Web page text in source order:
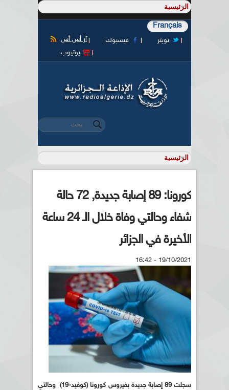
Français
آر أس أس فيسبوك
تويتر
يوتيوب
استمارة البحث
‏بحث ‏
كورونا: 89 إصابة جديدة, 72 حالة
شفاء وحالتي وفاة خلال الـ 24 ساعة
الأخيرة في الجزائر
19/10/2021 - 16:42
سجلت 89 إصابة جديدة بفيروس كورونا (كوفيد-19) وحالتي